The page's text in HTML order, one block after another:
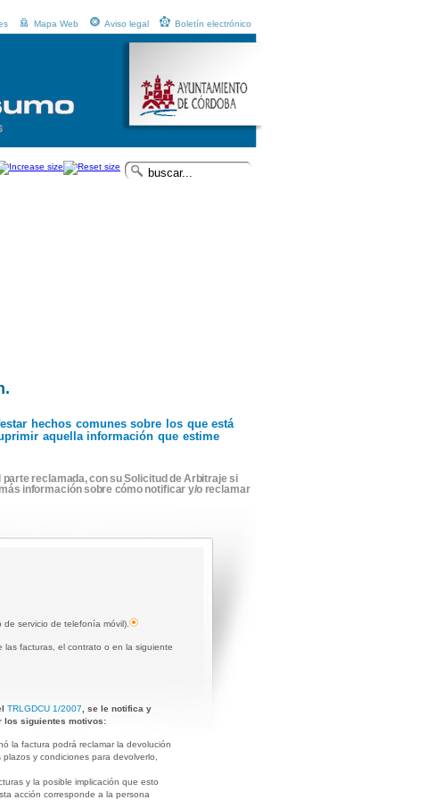
Boletín electrónico
Aviso legal
Mapa Web
hechos comunes sobre los que está
aquella información que estime
reclamada, con su Solicitud de Arbitraje si
información sobre cómo notificar y/o reclamar
servicio de telefonía móvil).
facturas, el contrato o en la siguiente
TRLGDCU 1/2007 , se le notifica y
los siguientes motivos:
la factura podrá reclamar la devolución
y condiciones para devolverlo,
y la posible implicación que esto
acción corresponde a la persona